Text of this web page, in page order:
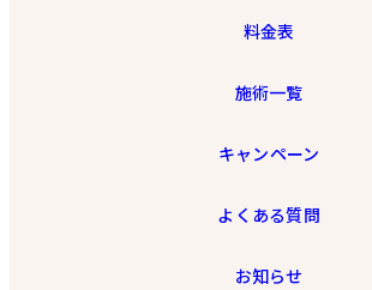
料金表
施術一覧
キャンペーン
よくある質問
お知らせ